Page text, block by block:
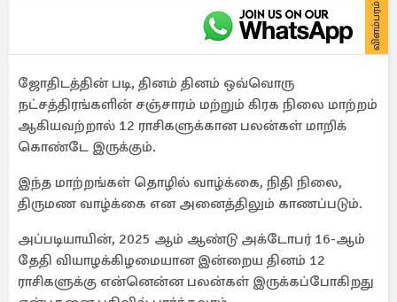
விளம்பரம்
ஜோதிடத்தின் படி, தினம் தினம் ஒவ்வொரு
நட்சத்திரங்களின் சஞ்சாரம் மற்றும் கிரக நிலை மாற்றம்
ஆகியவற்றால் 12 ராசிகளுக்கான பலன்கள் மாறிக்
கொண்டே இருக்கும்.
இந்த மாற்றங்கள் தொழில் வாழ்க்கை, நிதி நிலை,
திருமண வாழ்க்கை என அனைத்திலும் காணப்படும்.
அப்படியாயின், 2025 ஆம் ஆண்டு அக்டோபர் 16-ஆம்
தேதி வியாழக்கிழமையான இன்றைய தினம் 12
ராசிகளுக்கு என்னென்ன பலன்கள் இருக்கப்போகிறது